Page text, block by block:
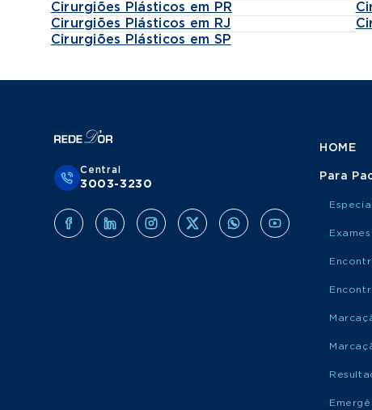
Cirurgiões Plásticos em PR
Cirurgiões Plásticos em RJ
Cirurgiões Plásticos em SP
Central
3003-3230
HOME
Para